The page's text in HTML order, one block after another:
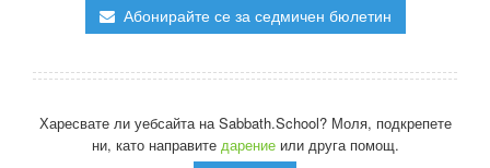
Абонирайте се за седмичен бюлетин
Харесвате ли уебсайта на Sabbath.School? Моля, подкрепете
ни, като направите дарениеили друга помощ.